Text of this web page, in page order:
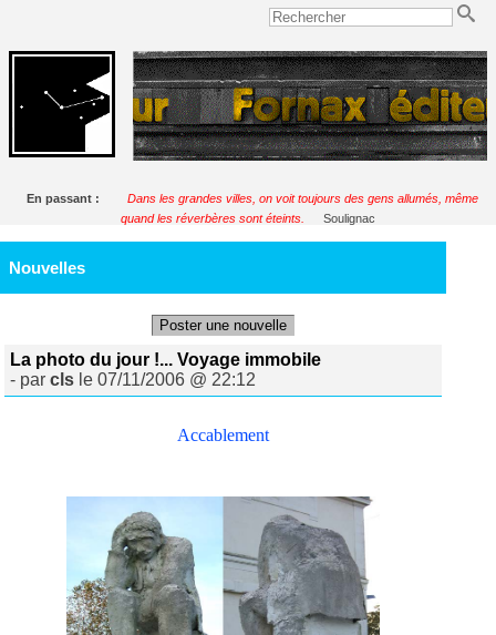
En passant :
Dans les grandes villes, on voit toujours des gens allumés, même
quand les réverbères sont éteints.
Soulignac
Nouvelles
Poster une nouvelle
La photo du jour !... Voyage immobile
- parcls le 07/11/2006 @ 22:12
Accablement